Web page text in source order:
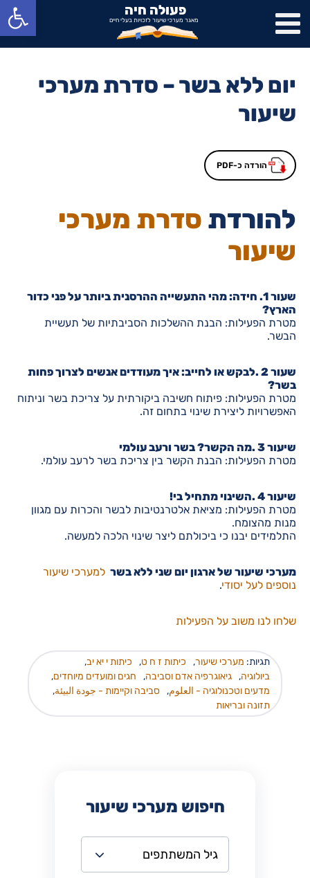
פתח סרגל נגישות פעולה חיה
מאגר מערכי שיעור לזכויות בעלי חיים
יום ללא בשר – סדרת מערכי
שיעור
הורדה כ-PDF
להורדת סדרת מערכי
שיעור
שעור 1. חידה: מהי התעשייה ההרסנית ביותר על פני כדור
הארץ?
מטרת הפעילות: הבנת ההשלכות הסביבתיות של תעשיית
הבשר.
שעור 2 .לבקש או לחייב: איך מעודדים אנשים לצרוך פחות
בשר?
מטרת הפעילות: פיתוח חשיבה ביקורתית על צריכת בשר וניתוח
האפשרויות ליצירת שינוי בתחום זה.
שיעור 3 .מה הקשר? בשר ורעב עולמי
מטרת הפעילות: הבנת הקשר בין צריכת בשר לרעב עולמי.
שיעור 4 .השינוי מתחיל בי!
מטרת הפעילות: מציאת אלטרנטיבות לבשר והכרות עם מגוון
מנות מהצומח.
התלמידים יבנו כי ביכולתם ליצר שינוי הלכה למעשה.
מערכי שיעור של ארגון יום שני ללא בשר למערכי שיעור
נוספים לעל יסודי.
שלחו לנו משוב על הפעילות
תגיות: מערכי שיעור, כיתות ז ח ט, כיתות י יא יב,
ביולוגיה, גיאוגרפיה אדם וסביבה, חגים ומועדים מיוחדים,
מדעים וטכנולוגיה - العلوم, סביבה וקיימות - جودة البيئة,
תזונה ובריאות
חיפוש מערכי שיעור